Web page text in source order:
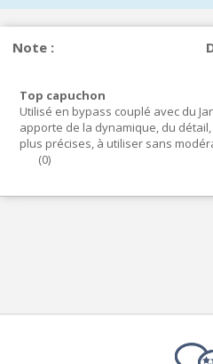
Note :
Top capuchon
Utilisé en bypass couplé avec du
apporte de la dynamique, du
plus précises, à utiliser sans
(0)